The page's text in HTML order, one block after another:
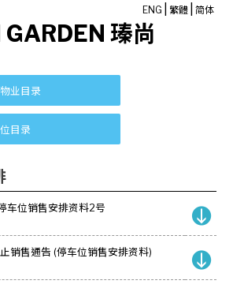
瑧尚
ENG 繁體 简体
车位销售安排资料2号
销售通告 (停车位销售安排资料)